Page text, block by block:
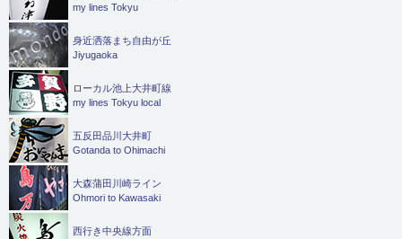
my lines Tokyu
身近洒落まち自由が丘
Jiyugaoka
ローカル池上大井町線
my lines Tokyu local
五反田品川大井町
Gotanda to Ohimachi
大森蒲田川崎ライン
Ohmori to Kawasaki
西行き中央線方面